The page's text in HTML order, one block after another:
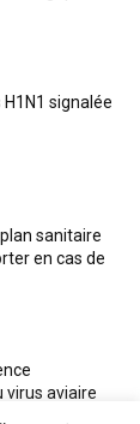
signalée
sanitaire
en cas de
virus aviaire